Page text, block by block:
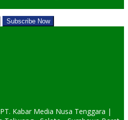
Kabar Media Nusa Tenggara |